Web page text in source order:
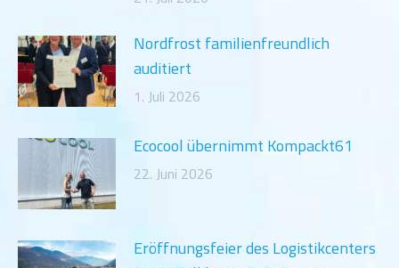
Nordfrost familienfreundlich
auditiert
1. Juli 2026
Ecocool übernimmt Kompackt61
22. Juni 2026
Eröffnungsfeier des Logistikcenters